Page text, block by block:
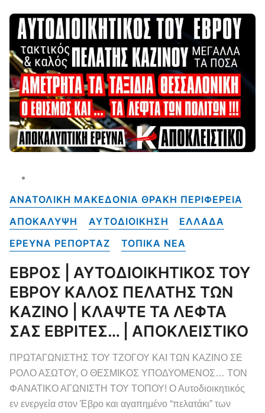
ΑΝΑΤΟΛΙΚΗ ΜΑΚΕΔΟΝΙΑ ΘΡΑΚΗ ΠΕΡΙΦΕΡΕΙΑ
ΑΠΟΚΑΛΥΨΗ
ΑΥΤΟΔΙΟΙΚΗΣΗ
ΕΛΛΑΔΑ
ΕΡΕΥΝΑ ΡΕΠΟΡΤΑΖ
ΤΟΠΙΚΑ NEA
ΕΒΡΟΣ | ΑΥΤΟΔΙΟΙΚΗΤΙΚΟΣ ΤΟΥ
ΕΒΡΟΥ ΚΑΛΟΣ ΠΕΛΑΤΗΣ ΤΩΝ
ΚΑΖΙΝΟ | ΚΛΑΨΤΕ ΤΑ ΛΕΦΤΑ
ΣΑΣ ΕΒΡΙΤΕΣ… | ΑΠΟΚΛΕΙΣΤΙΚΟ
ΠΡΩΤΑΓΩΝΙΣΤΗΣ ΤΟΥ ΤΖΟΓΟΥ ΚΑΙ ΤΩΝ ΚΑΖΙΝΟ ΣΕ
ΡΟΛΟ ΑΣΩΤΟΥ, Ο ΘΕΣΜΙΚΟΣ ΥΠΟΔΥΟΜΕΝΟΣ… ΤΟΝ
ΦΑΝΑΤΙΚΟ ΑΓΩΝΙΣΤΗ ΤΟΥ ΤΟΠΟΥ! Ο Αυτοδιοικητικός
εν ενεργεία στον Έβρο και αγαπημένο “πελατάκι” των